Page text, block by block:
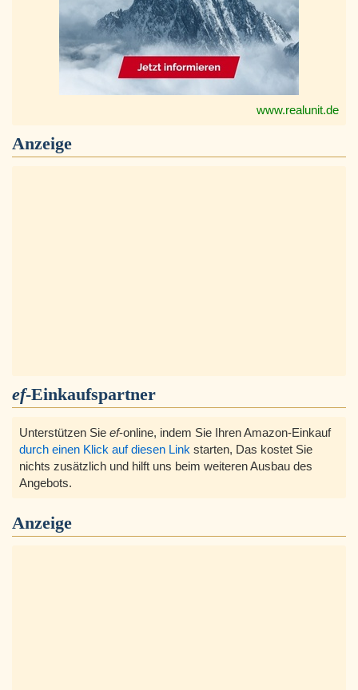
www.realunit.de
Anzeige
ef-Einkaufspartner
Unterstützen Sie ef-online, indem Sie Ihren Amazon-Einkauf
durch einen Klick auf diesen Link starten, Das kostet Sie
nichts zusätzlich und hilft uns beim weiteren Ausbau des
Angebots.
Anzeige